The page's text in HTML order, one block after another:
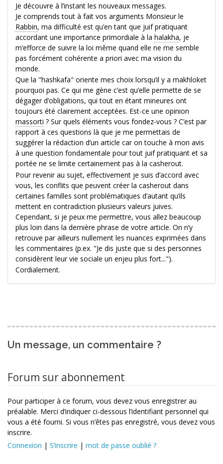
Je découvre à l’instant les nouveaux messages.
Je comprends tout à fait vos arguments Monsieur le
Rabbin, ma difficulté est qu’en tant que juif pratiquant
accordant une importance primordiale à la halakha, je
m’efforce de suivre la loi même quand elle ne me semble
pas forcément cohérente a priori avec ma vision du
monde.
Que la "hashkafa" oriente mes choix lorsqu’il y a makhloket
pourquoi pas. Ce qui me gène c’est qu’elle permette de se
dégager d’obligations, qui tout en étant mineures ont
toujours été clairement acceptées. Est-ce une opinion
massorti ? Sur quels éléments vous fondez-vous ? C’est par
rapport à ces questions là que je me permettais de
suggérer la rédaction d’un article car on touche à mon avis
à une question fondamentale pour tout juif pratiquant et sa
portée ne se limite certainement pas à la casherout.
Pour revenir au sujet, effectivement je suis d’accord avec
vous, les conflits que peuvent créer la casherout dans
certaines familles sont problématiques d’autant qu’ils
mettent en contradiction plusieurs valeurs juives.
Cependant, si je peux me permettre, vous allez beaucoup
plus loin dans la dernière phrase de votre article. On n’y
retrouve par ailleurs nullement les nuances exprimées dans
les commentaires (p.ex. "Je dis juste que si des personnes
considèrent leur vie sociale un enjeu plus fort...").
Cordialement.
Un message, un commentaire ?
Forum sur abonnement
Pour participer à ce forum, vous devez vous enregistrer au
préalable. Merci d’indiquer ci-dessous l’identifiant personnel qui
vous a été fourni. Si vous n’êtes pas enregistré, vous devez vous
inscrire.
Connexion | S’inscrire | mot de passe oublié ?